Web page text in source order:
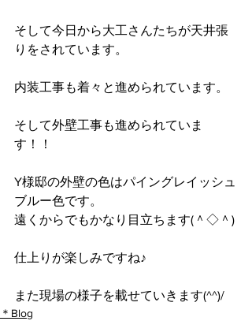
そして今日から大工さんたちが天井張
りをされています。
内装工事も着々と進められています。
そして外壁工事も進められていま
す！！
Y様邸の外壁の色はパイングレイッシュ
ブルー色です。
遠くからでもかなり目立ちます(＾◇＾)
仕上りが楽しみですね♪
また現場の様子を載せていきます(^^)/
＊Blog